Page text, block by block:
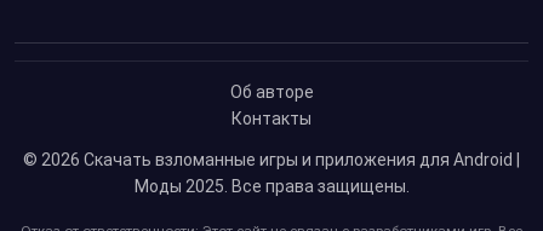
Об авторе
Контакты
© 2026 Скачать взломанные игры и приложения для Android |
Моды 2025. Все права защищены.